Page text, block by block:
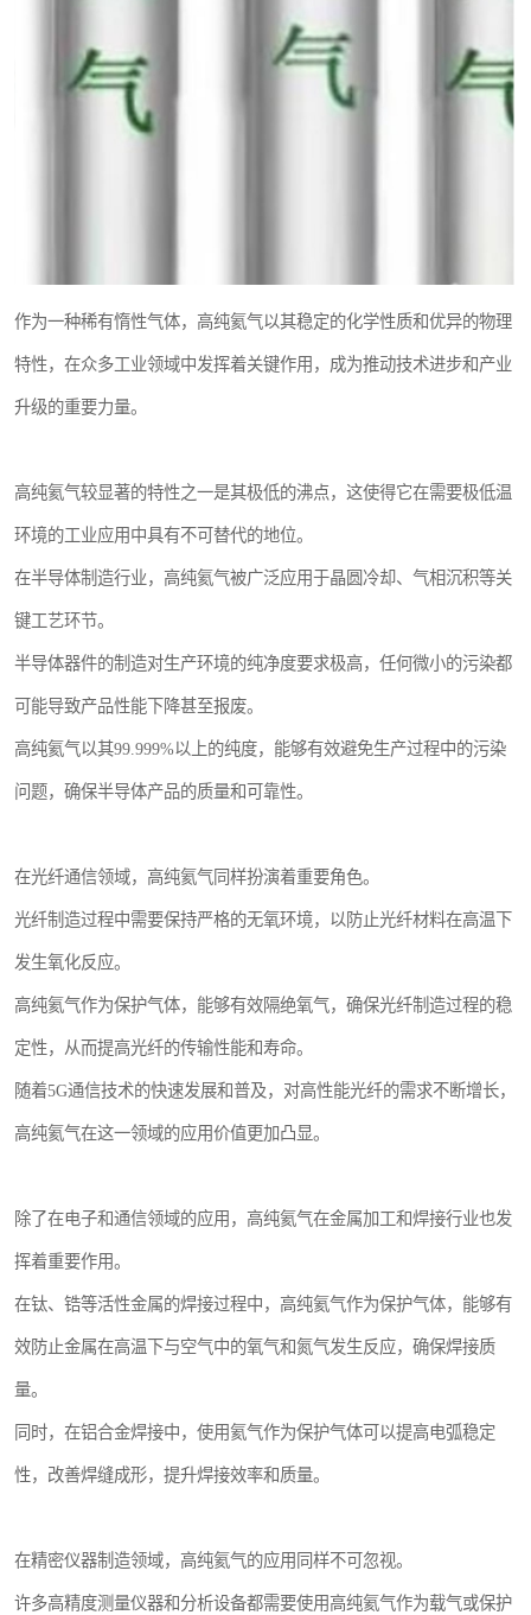
作为一种稀有惰性气体，高纯氦气以其稳定的化学性质和优异的物理
特性，在众多工业领域中发挥着关键作用，成为推动技术进步和产业
升级的重要力量。
高纯氦气较显著的特性之一是其极低的沸点，这使得它在需要极低温
环境的工业应用中具有不可替代的地位。
在半导体制造行业，高纯氦气被广泛应用于晶圆冷却、气相沉积等关
键工艺环节。
半导体器件的制造对生产环境的纯净度要求极高，任何微小的污染都
可能导致产品性能下降甚至报废。
高纯氦气以其99.999%以上的纯度，能够有效避免生产过程中的污染
问题，确保半导体产品的质量和可靠性。
在光纤通信领域，高纯氦气同样扮演着重要角色。
光纤制造过程中需要保持严格的无氧环境，以防止光纤材料在高温下
发生氧化反应。
高纯氦气作为保护气体，能够有效隔绝氧气，确保光纤制造过程的稳
定性，从而提高光纤的传输性能和寿命。
随着5G通信技术的快速发展和普及，对高性能光纤的需求不断增长，
高纯氦气在这一领域的应用价值更加凸显。
除了在电子和通信领域的应用，高纯氦气在金属加工和焊接行业也发
挥着重要作用。
在钛、锆等活性金属的焊接过程中，高纯氦气作为保护气体，能够有
效防止金属在高温下与空气中的氧气和氮气发生反应，确保焊接质
量。
同时，在铝合金焊接中，使用氦气作为保护气体可以提高电弧稳定
性，改善焊缝成形，提升焊接效率和质量。
在精密仪器制造领域，高纯氦气的应用同样不可忽视。
许多高精度测量仪器和分析设备都需要使用高纯氦气作为载气或保护